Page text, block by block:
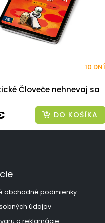
Človeče nehnevaj sa
10 DNÍ
DO KOŠÍKA
obchodné podmienky
údajov
a reklamácie